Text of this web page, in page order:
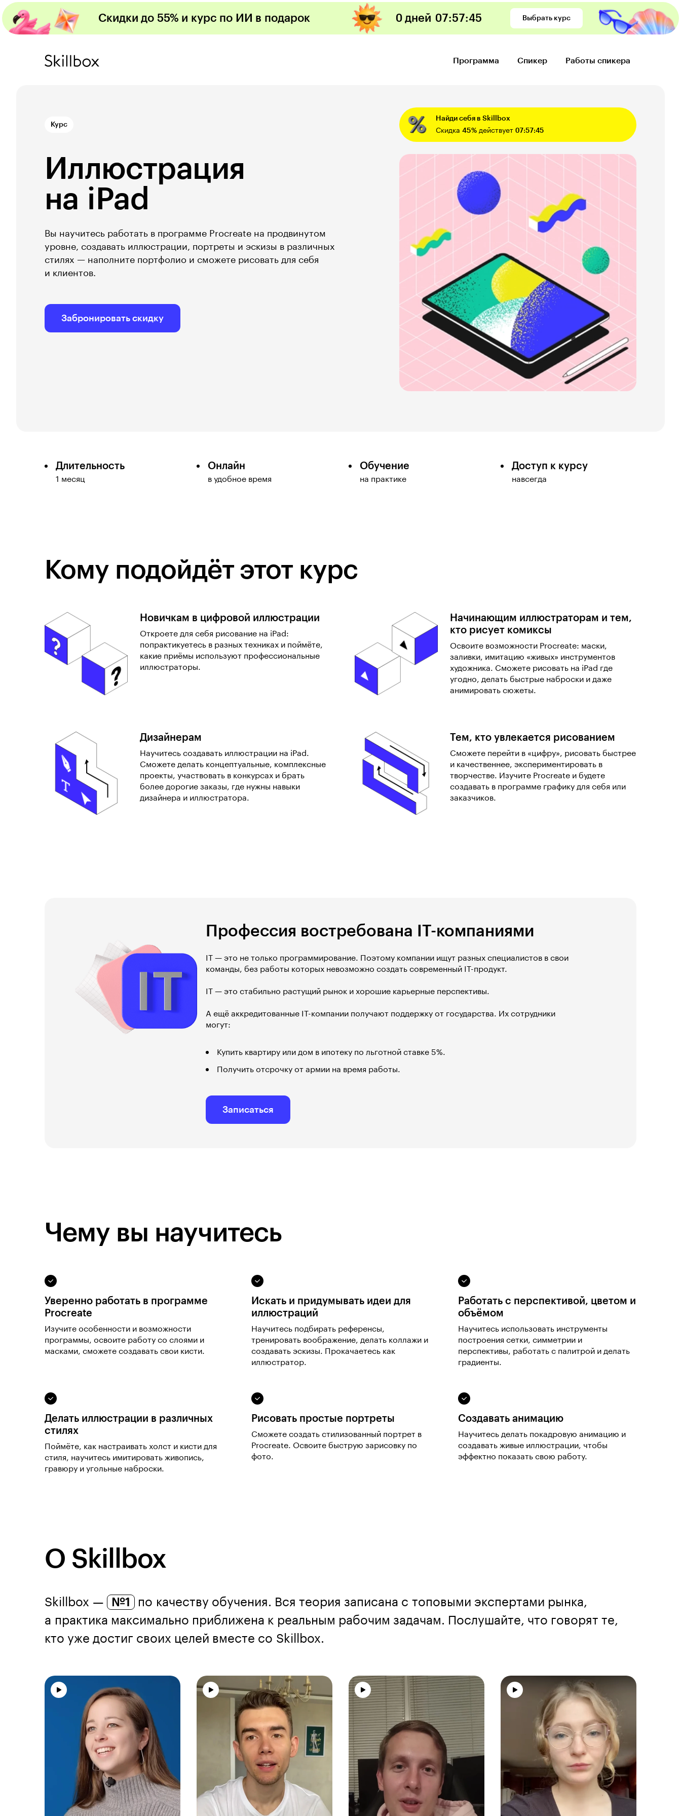
Скидки до 55% и курс по ИИ в подарок 0 дней 07:57:44 Выбрать курс
Программа Спикер Работы спикера
Найди себя в Skillbox
Скидка 45% действует 07:57:44
Забронировать скидку
Курс
Иллюстрация
на iPad
Вы научитесь работать в программе Procreate на продвинутом
уровне, создавать иллюстрации, портреты и эскизы в различных
стилях — наполните портфолио и сможете рисовать для себя
и клиентов.
Длительность
1 месяц
Онлайн
в удобное время
Обучение
на практике
Доступ к курсу
навсегда
Кому подойдёт этот курс
Новичкам в цифровой иллюстрации
Откроете для себя рисование на iPad:
попрактикуетесь в разных техниках и поймёте,
какие приёмы используют профессиональные
иллюстраторы.
Начинающим иллюстраторам и тем,
кто рисует комиксы
Освоите возможности Procreate: маски,
заливки, имитацию «живых» инструментов
художника. Сможете рисовать на iPad где
угодно, делать быстрые наброски и даже
анимировать сюжеты.
Дизайнерам
Научитесь создавать иллюстрации на iPad.
Сможете делать концептуальные, комплексные
проекты, участвовать в конкурсах и брать
более дорогие заказы, где нужны навыки
дизайнера и иллюстратора.
Тем, кто увлекается рисованием
Сможете перейти в «цифру», рисовать быстрее
и качественнее, экспериментировать в
творчестве. Изучите Procreate и будете
создавать в программе графику для себя или
заказчиков.
Профессия востребована IT-компаниями
IT — это не только программирование. Поэтому компании ищут разных специалистов в свои
команды, без работы которых невозможно создать современный IT-продукт.
IT — это стабильно растущий рынок и хорошие карьерные перспективы.
А ещё аккредитованные IT-компании получают поддержку от государства. Их сотрудники
могут:
Купить квартиру или дом в ипотеку по льготной ставке 5%.
Получить отсрочку от армии на время работы.
Записаться
Чему вы научитесь
Уверенно работать в программе
Procreate
Изучите особенности и возможности
программы, освоите работу со слоями и
масками, сможете создавать свои кисти.
Искать и придумывать идеи для
иллюстраций
Научитесь подбирать референсы,
тренировать воображение, делать коллажи и
создавать эскизы. Прокачаетесь как
иллюстратор.
Работать с перспективой, цветом и
объёмом
Научитесь использовать инструменты
построения сетки, симметрии и
перспективы, работать с палитрой и делать
градиенты.
Делать иллюстрации в различных
стилях
Поймёте, как настраивать холст и кисти для
стиля, научитесь имитировать живопись,
гравюру и угольные наброски.
Рисовать простые портреты
Сможете создать стилизованный портрет в
Procreate. Освоите быструю зарисовку по
фото.
Создавать анимацию
Научитесь делать покадровую анимацию и
создавать живые иллюстрации, чтобы
эффектно показать свою работу.
О Skillbox
Skillbox — №1
по качеству обучения. Вся теория записана с топовыми экспертами рынка,
а практика максимально приближена к реальным рабочим задачам. Послушайте, что говорят те,
кто уже достиг своих целей вместе со Skillbox.